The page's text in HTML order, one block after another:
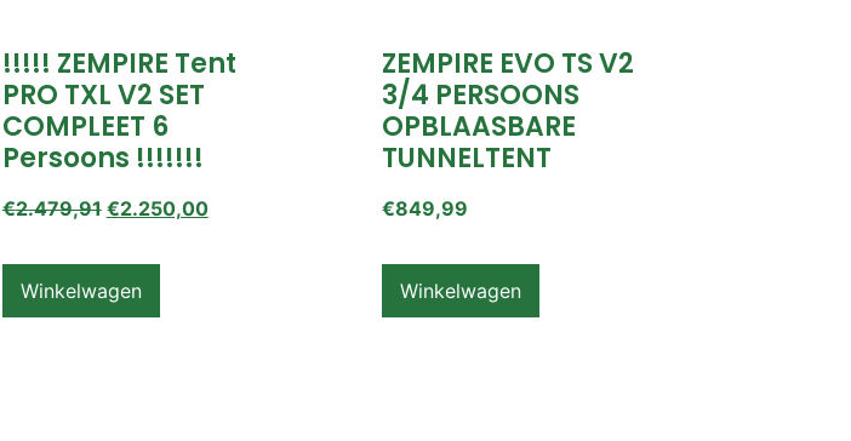
!!!!! ZEMPIRE Tent
PRO TXL V2 SET
COMPLEET 6
Persoons !!!!!!!
€2.479,91 €2.250,00
Winkelwagen
ZEMPIRE EVO TS V2
3/4 PERSOONS
OPBLAASBARE
TUNNELTENT
€849,99
Winkelwagen